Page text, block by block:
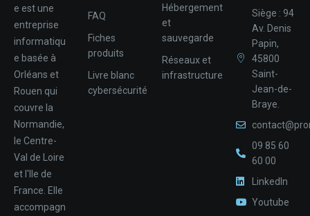
e est une
entreprise
informatiqu
e basée à
Orléans et
Rouen qui
couvre la
Normandie,
le Centre-
Val de Loire
et l'Ile de
France. Elle
accompagn
FAQ
Fiches
produits
Livre blanc
cybersécurité
Hébergement
et
sauvegarde
Réseaux et
infrastructure
Siège : 94
Av. Denis
Papin,
45800
Saint-
Jean-de-
Braye.
09 85 60
60 00
LinkedIn
Youtube